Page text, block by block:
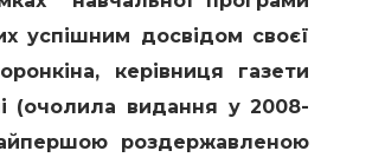
успішним досвідом своєї
керівниця газети
(очолила видання у 2008-
роздержавленою